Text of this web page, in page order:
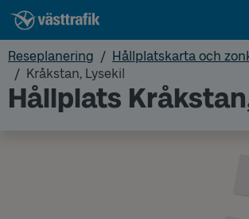
Reseplanering
Hållplatskarta och
Kråkstan, Lysekil
Hållplats